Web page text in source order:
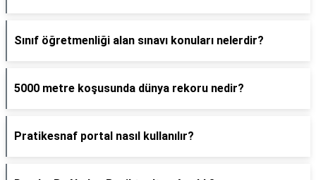
Sınıf öğretmenliği alan sınavı konuları nelerdir?
5000 metre koşusunda dünya rekoru nedir?
Pratikesnaf portal nasıl kullanılır?